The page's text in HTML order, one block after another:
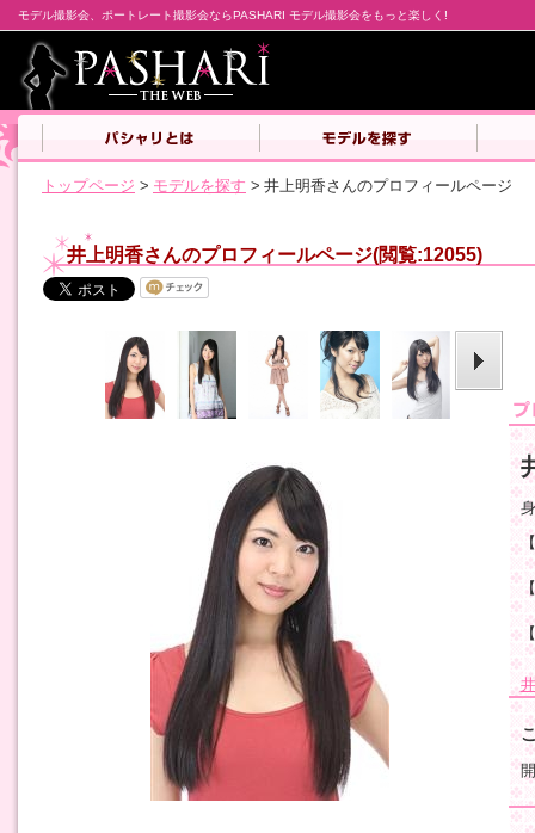
モデル撮影会、ポートレート撮影会ならPASHARI モデル撮影会をもっと楽しく!
トップページ > モデルを探す > 井上明香さんのプロフィールページ
井上明香さんのプロフィールページ(閲覧:12055)